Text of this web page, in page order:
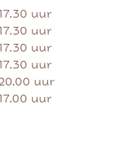
uur
uur
uur
uur
uur
uur